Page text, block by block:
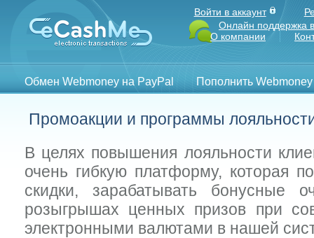
Войти в аккаунт
Онлайн поддержка
О компании
Обмен Webmoney на PayPal Пополнить Webmoney
Промоакции и программы
В целях повышения лояльности
очень гибкую платформу, которая
скидки, зарабатывать бонусные
розыгрышах ценных призов при
электронными валютами в нашей